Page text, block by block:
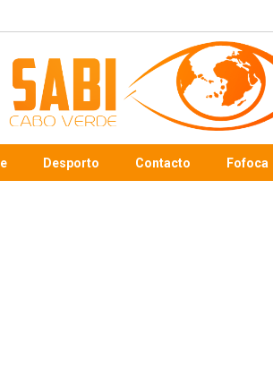
Desporto Contacto Fofoca